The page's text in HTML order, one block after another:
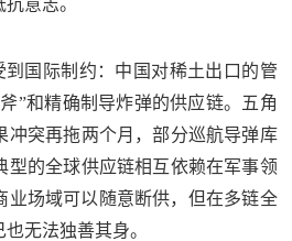
意志。
国际制约：中国对稀土出口的管
”和精确制导炸弹的供应链。五角
冲突再拖两个月，部分巡航导弹库
型的全球供应链相互依赖在军事领
场域可以随意断供，但在多链全
无法独善其身。